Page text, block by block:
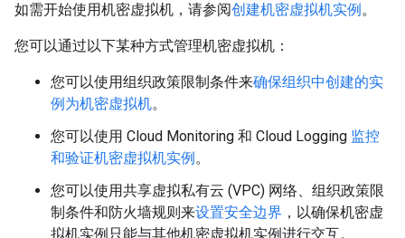
如需开始使用机密虚拟机，请参阅创建机密虚拟机实例。
您可以通过以下某种方式管理机密虚拟机：
您可以使用组织政策限制条件来确保组织中创建的实
例为机密虚拟机。
您可以使用 Cloud Monitoring 和 Cloud Logging 监控
和验证机密虚拟机实例。
您可以使用共享虚拟私有云 (VPC) 网络、组织政策限
制条件和防火墙规则来设置安全边界 ，以确保机密虚
拟机实例只能与其他机密虚拟机实例进行交互。